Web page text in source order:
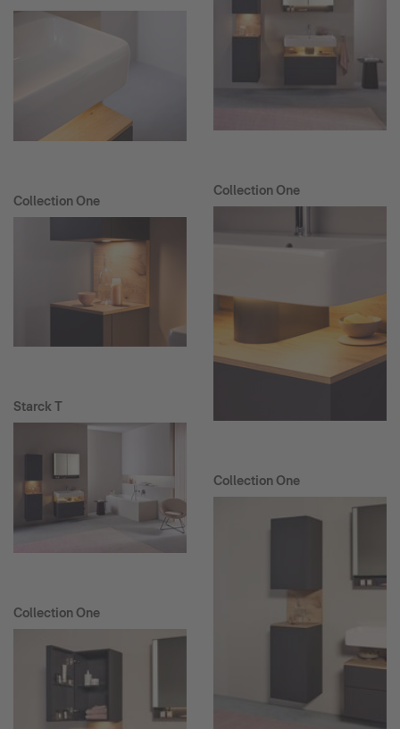
Collection One
Starck T
Collection One
Collection One
Collection One